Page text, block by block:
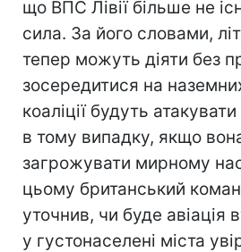
що ВПС Лівії більше не
сила. За його словами,
тепер можуть діяти без
зосередитися на
коаліції будуть
в тому випадку, якщо
загрожувати мирному
цьому британський
уточнив, чи буде авіація
у густонаселені міста